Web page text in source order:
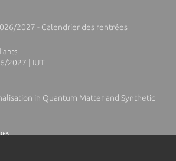
2027 - Calendrier des rentrées
2027 | IUT
in Quantum Matter and Synthetic